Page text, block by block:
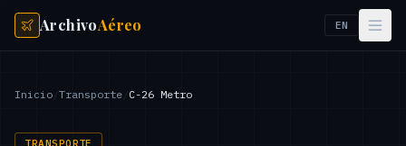
ArchivoAéreo EN
Inicio Transporte C-26 Metro
TRANSPORTE